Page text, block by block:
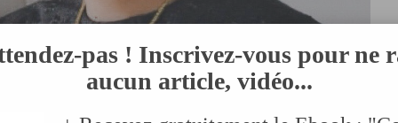
pas ! Inscrivez-vous pour ne
aucun article, vidéo...